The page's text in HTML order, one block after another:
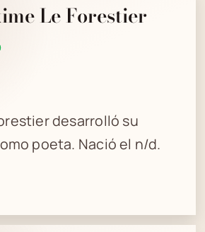
Le Forestier
desarrolló su
poeta. Nació el n/d.